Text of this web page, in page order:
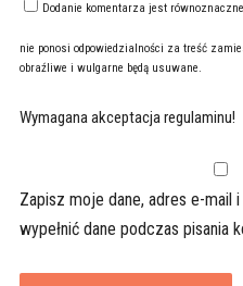
Dodanie komentarza jest
nie ponosi odpowiedzialności za treść
obraźliwe i wulgarne będą usuwane.
Wymagana akceptacja regulaminu!
Zapisz moje dane, adres e-
wypełnić dane podczas pisania